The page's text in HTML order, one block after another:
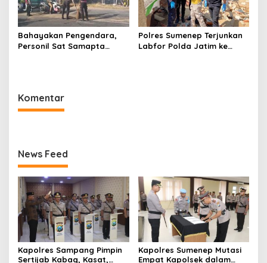
Bahayakan Pengendara,
Personil Sat Samapta
Polres Sumenep Terjunkan
Labfor Polda Jatim ke
Komentar
News Feed
Kapolres Sampang Pimpin
Sertijab Kabag, Kasat,
Kapolres Sumenep Mutasi
Empat Kapolsek dalam